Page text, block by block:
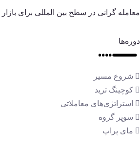
معامله گرانی در سطح بین المللی برای
دوره‌ها
شروع مسیر
کوچینگ ترید
استراتژی‌های معاملاتی
سوپر گروه
مای پراپ